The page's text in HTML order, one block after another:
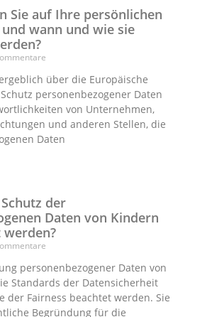
Sie auf Ihre persönlichen
wann und wie sie
über die Europäische
personenbezogener Daten
von Unternehmen,
und anderen Stellen, die
Daten
der
Daten von Kindern
personenbezogener Daten von
Standards der Datensicherheit
der Fairness beachtet werden. Sie
Begründung für die